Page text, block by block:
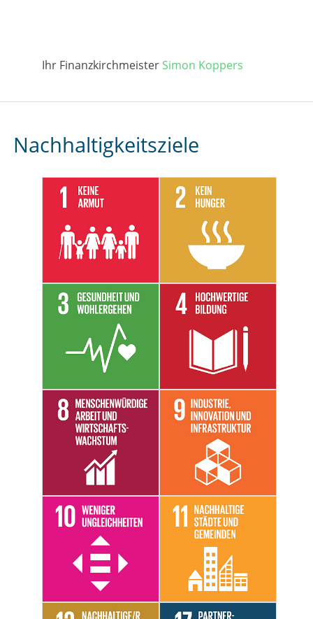
Ihr Finanzkirchmeister Simon Koppers
Nachhaltigkeitsziele